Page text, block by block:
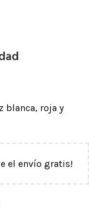
blanca, roja y
el envío gratis!